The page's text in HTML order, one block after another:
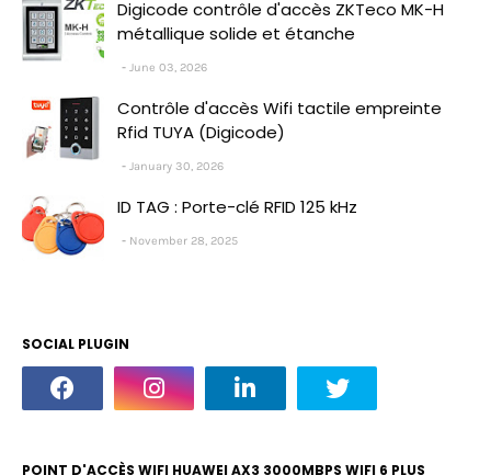
Digicode contrôle d'accès ZKTeco MK-H
métallique solide et étanche
June 03, 2026
Contrôle d'accès Wifi tactile empreinte
Rfid TUYA (Digicode)
January 30, 2026
ID TAG : Porte-clé RFID 125 kHz
November 28, 2025
SOCIAL PLUGIN
POINT D'ACCÈS WIFI HUAWEI AX3 3000MBPS WIFI 6 PLUS